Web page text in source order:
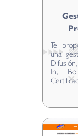
Te
una
In,